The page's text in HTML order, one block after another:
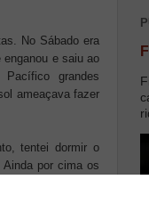
No Sábado era
e saiu ao
grandes
ameaçava fazer
tentei dormir o
por cima os